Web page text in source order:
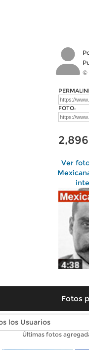
©
FOTO:
2,896
Ver
Fotos
Fotos
Últimas fotos